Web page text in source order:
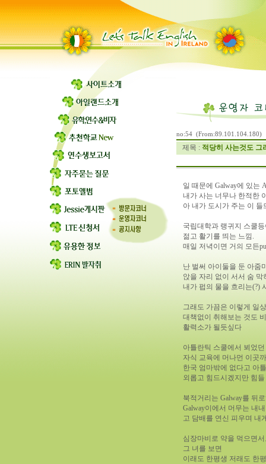
no:54 (From:89.101.104.180)
제목 : 적당히 사는것도 그
일 때문에 Galway에 있는
내가 사는 너무나 한적한
아 내가 도시가 주는 이
국립대학과 랭귀지 스쿨
젊고 활기를 띄는 느낌.
매일 저녁이면 거의 모든
난 벌써 아이둘을 둔 아줌
앉을 자리 없이 서서 숨
내가 펍의 물을 흐리는(?)
그래도 가끔은 이렇게 일
대책없이 취해보는 것도
활력소가 될듯싶다
아틀란틱 스쿨에서 뵈었
자식 교육에 머나먼 이곳
한국 엄마밖에 없다고 아
외롭고 힘드시겠지만 힘
북적거리는 Galway를 뒤
Galway이에서 머무는 내
고 담배를 연신 피우며 내
심장마비로 약을 먹으면
그 녀를 보면
이래도 한평생 저래도 한